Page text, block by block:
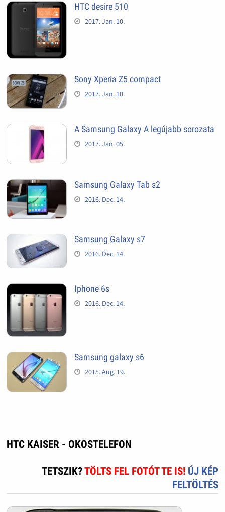
HTC desire 510
2017. Jan. 10.
Sony Xperia Z5 compact
2017. Jan. 10.
A Samsung Galaxy A legújabb sorozata
2017. Jan. 05.
Samsung Galaxy Tab s2
2016. Dec. 14.
Samsung Galaxy s7
2016. Dec. 14.
Iphone 6s
2016. Dec. 14.
Samsung galaxy s6
2015. Aug. 19.
HTC KAISER - OKOSTELEFON
TETSZIK?TÖLTS FEL FOTÓT TE IS! ÚJ KÉP
FELTÖLTÉS